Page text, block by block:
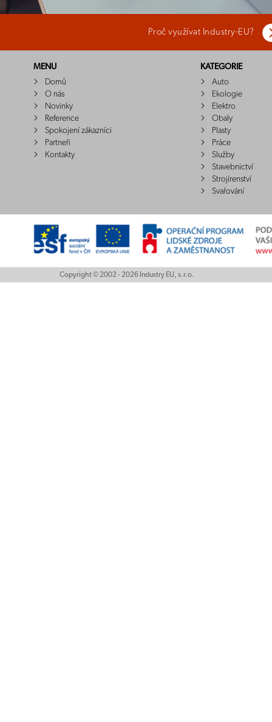
Proč využívat Industry-EU?
MENU
Domů
O nás
Novinky
Reference
Spokojení zákazníci
Partneři
Kontakty
KATEGORIE
Auto
Ekologie
Elektro
Obaly
Plasty
Práce
Služby
Stavebnictví
Strojírenství
Svařování
Copyright © 2002 - 2026 Industry EU, s.r.o.